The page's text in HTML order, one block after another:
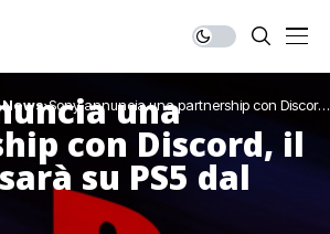
News Sony annuncia una partnership con Discord,
il servizio sarà su PS5 dal 2022
una
con Discord, il
su PS5 dal